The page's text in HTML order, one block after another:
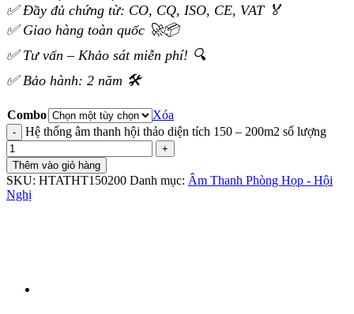
✅ Đầy đủ chứng từ: CO, CQ, ISO, CE, VAT 🏅
✅ Giao hàng toàn quốc 🚀📦
✅ Tư vấn – Khảo sát miễn phí! 🔍
✅ Bảo hành: 2 năm 🛠️
Combo
Xóa
Hệ thống âm thanh hội thảo diện tích 150 – 200m2 số lượng
Thêm vào giỏ hàng
SKU: HTATHT150200 Danh mục: Âm Thanh Phòng Họp - Hội
Nghị